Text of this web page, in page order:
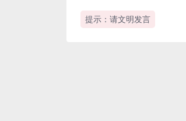
提示：请文明发言